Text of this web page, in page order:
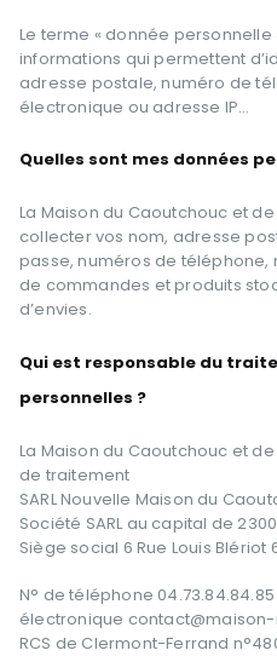
Le terme « donnée
informations qui permettent
adresse postale, numéro de
électronique ou adresse IP…
Quelles sont mes données
La Maison du Caoutchouc et
collecter vos nom, adresse
passe, numéros de téléphone,
de commandes et produits
d’envies.
Qui est responsable du
personnelles ?
La Maison du Caoutchouc et
de traitement
SARL Nouvelle Maison du
Société SARL au capital de
Siège social 6 Rue Louis Blériot
N° de téléphone
électronique
RCS de Clermont-Ferrand